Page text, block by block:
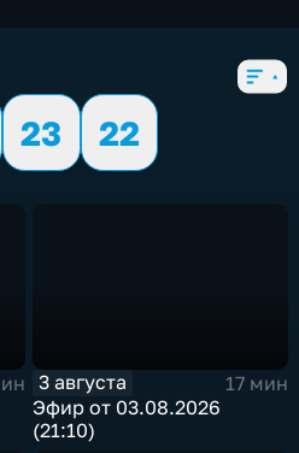
23
22
3 августа
17 мин
Эфир от 03.08.2026
(21:10)